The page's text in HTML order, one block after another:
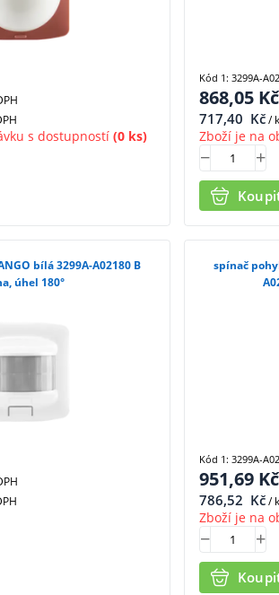
s dostupností (0 ks)
868,05Kč
717,40 Kč/
Zboží je na
Kód 1: 3299A-
bílá 3299A-A02180 B
úhel 180°
spínač
951,69Kč
786,52 Kč/
Zboží je na
Kód 1: 3299A-